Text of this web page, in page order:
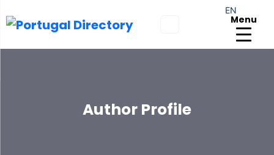
Menu
Author Profile
EN